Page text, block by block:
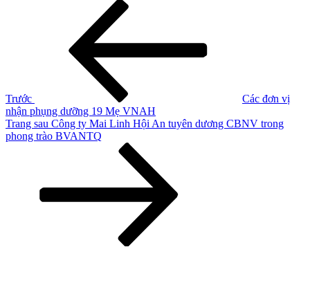
Trước
Các đơn vị
nhận phụng dưỡng 19 Mẹ VNAH
Bài
tiếp
Trang sau Công ty Mai Linh Hội An tuyên dương CBNV trong
phong trào BVANTQ